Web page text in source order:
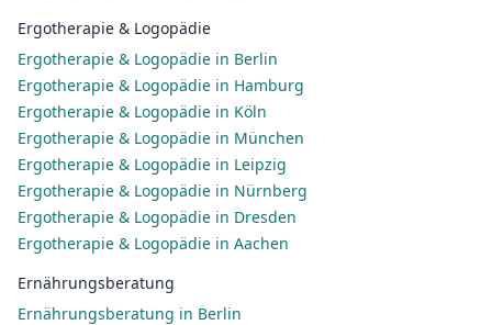
Ergotherapie & Logopädie
Ergotherapie & Logopädie in Berlin
Ergotherapie & Logopädie in Hamburg
Ergotherapie & Logopädie in Köln
Ergotherapie & Logopädie in München
Ergotherapie & Logopädie in Leipzig
Ergotherapie & Logopädie in Nürnberg
Ergotherapie & Logopädie in Dresden
Ergotherapie & Logopädie in Aachen
Ernährungsberatung
Ernährungsberatung in Berlin